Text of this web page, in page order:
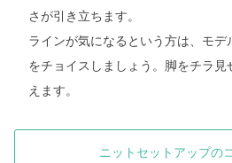
さが引き立ちます。
ラインが気になるという方は、モデ
をチョイスしましょう。脚をチラ見
えます。
ニットセットアップの